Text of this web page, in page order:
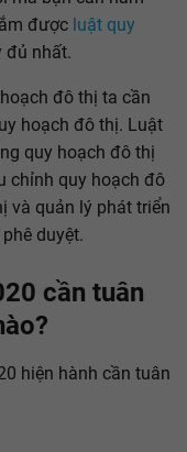
được luật quy
đủ nhất.
đô thị ta cần
hoạch đô thị. Luật
quy hoạch đô thị
chỉnh quy hoạch đô
và quản lý phát triển
duyệt.
cần tuân
hiện hành cần tuân